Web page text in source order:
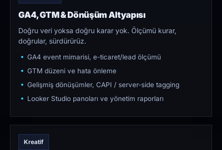
GA4, GTM & Dönüşüm Altyapısı
Doğru veri yoksa doğru karar yok. Ölçümü kurar,
doğrular, sürdürürüz.
GA4 event mimarisi, e-ticaret/lead ölçümü
GTM düzeni ve hata önleme
Gelişmiş dönüşümler, CAPI / server-side tagging
Looker Studio panoları ve yönetim raporları
Kreatif